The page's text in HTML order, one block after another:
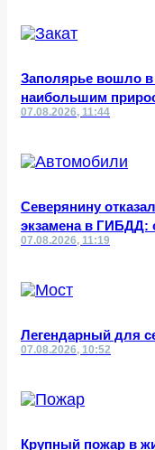
Заполярье вошло
наибольшим
07.08.2026, 11:44
Северянину
экзамена в ГИБДД:
07.08.2026, 11:19
Легендарный для
07.08.2026, 10:52
Крупный пожар в